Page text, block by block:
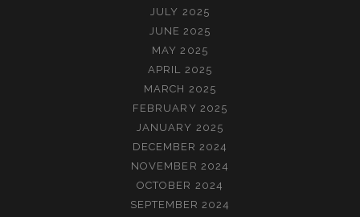
JULY 2025
JUNE 2025
MAY 2025
APRIL 2025
MARCH 2025
FEBRUARY 2025
JANUARY 2025
DECEMBER 2024
NOVEMBER 2024
OCTOBER 2024
SEPTEMBER 2024